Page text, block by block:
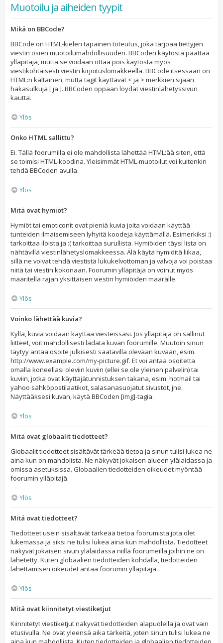
Muotoilu ja aiheiden tyypit
Mikä on BBCode?
BBCode on HTML-kielen tapainen toteutus, joka tarjoaa tiettyjen
viestin osien muotoilumahdollisuuden. BBCoden käytöstä päättää
ylläpitäjä, mutta se voidaan ottaa pois käytöstä myös
viestikohtaisesti viestin kirjoituslomakkeella. BBCode itsessään on
HTML:n kaltainen, mutta tagit käyttävät < ja > merkkien sijaan
hakasulkuja [ ja ]. BBCoden oppaan löydät viestinlähetyssivun
kautta.
Ylös
Onko HTML sallittu?
Ei. Tällä foorumilla ei ole mahdollista lähettää HTML:ää siten, että
se toimisi HTML-koodina. Yleisimmät HTML-muotoilut voi kuitenkin
tehdä BBCoden avulla.
Ylös
Mitä ovat hymiöt?
Hymiöt tai emoticonit ovat pieniä kuvia joita voidaan käyttää
tunteiden ilmaisemiseen lyhyitä koodeja käyttämällä. Esimerkiksi :)
tarkoittaa iloista ja :( tarkoittaa surullista. Hymiöiden täysi lista on
nähtävillä viestinlähetyslomakkeessa. Älä käytä hymiöitä liikaa,
sillä ne voivat tehdä viestistä lukukelvottoman ja valvoja voi poistaa
niitä tai viestin kokonaan. Foorumin ylläpitäjä on voinut myös
määritellä rajan yksittäisen viestin hymiöiden määrälle.
Ylös
Voinko lähettää kuvia?
Kyllä, kuvia voidaan käyttää viesteissäsi. Jos ylläpitäjä on sallinut
liitteet, voit mahdollisesti ladata kuvan foorumille. Muutoin sinun
täytyy antaa osoite julkisesti saatavilla olevaan kuvaan, esim.
http://www.example.com/my-picture.gif. Et voi antaa osoitetta
omalla koneellasi oleviin kuviin (ellei se ole yleinen palvelin) tai
kuviin, jotka ovat käyttäjätunnistuksen takana, esim. hotmail tai
yahoo sähköpostilaatikot, salasanasuojatut sivustot, jne.
Näyttääksesi kuvan, käytä BBCoden [img]-tagia.
Ylös
Mitä ovat globaalit tiedotteet?
Globaalit tiedotteet sisältävät tärkeää tietoa ja sinun tulisi lukea ne
aina kun on mahdolista. Ne näkyvät jokaisen alueen ylälaidassa ja
omissa asetuksissa. Globaalien tiedotteiden oikeudet myöntää
foorumin ylläpitäjä.
Ylös
Mitä ovat tiedotteet?
Tiedotteet usein sisältävät tärkeää tietoa foorumista jota olet
lukemassa ja siksi ne tulisi lukea aina kun mahdollista. Tiedotteet
näkyvät jokaisen sivun ylälaidassa niillä foorumeilla joihin ne on
lähetetty. Kuten globaalien tiedotteiden kohdalla, tiedotteiden
lähettämisen oikeudet antaa foorumin ylläpitäjä.
Ylös
Mitä ovat kiinnitetyt viestiketjut
Kiinnitetyt viestiketjut näkyvät tiedotteiden alapuolella ja ovat vain
etusivulla. Ne ovat yleensä aika tärkeitä, joten sinun tulisi lukea ne